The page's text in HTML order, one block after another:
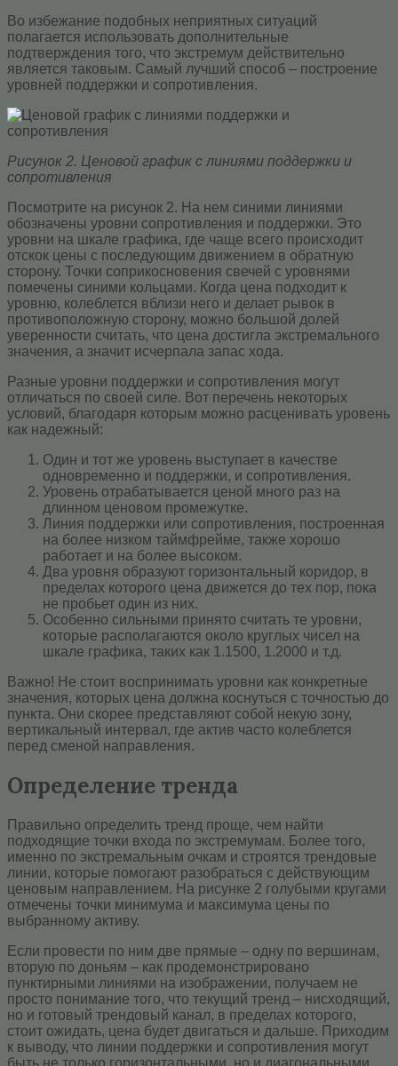
Во избежание подобных неприятных ситуаций
полагается использовать дополнительные
подтверждения того, что экстремум действительно
является таковым. Самый лучший способ – построение
уровней поддержки и сопротивления.
Рисунок 2. Ценовой график с линиями поддержки и
сопротивления
Посмотрите на рисунок 2. На нем синими линиями
обозначены уровни сопротивления и поддержки. Это
уровни на шкале графика, где чаще всего происходит
отскок цены с последующим движением в обратную
сторону. Точки соприкосновения свечей с уровнями
помечены синими кольцами. Когда цена подходит к
уровню, колеблется вблизи него и делает рывок в
противоположную сторону, можно большой долей
уверенности считать, что цена достигла экстремального
значения, а значит исчерпала запас хода.
Разные уровни поддержки и сопротивления могут
отличаться по своей силе. Вот перечень некоторых
условий, благодаря которым можно расценивать уровень
как надежный:
Один и тот же уровень выступает в качестве
одновременно и поддержки, и сопротивления.
Уровень отрабатывается ценой много раз на
длинном ценовом промежутке.
Линия поддержки или сопротивления, построенная
на более низком таймфрейме, также хорошо
работает и на более высоком.
Два уровня образуют горизонтальный коридор, в
пределах которого цена движется до тех пор, пока
не пробьет один из них.
Особенно сильными принято считать те уровни,
которые располагаются около круглых чисел на
шкале графика, таких как 1.1500, 1.2000 и т.д.
Важно! Не стоит воспринимать уровни как конкретные
значения, которых цена должна коснуться с точностью до
пункта. Они скорее представляют собой некую зону,
вертикальный интервал, где актив часто колеблется
перед сменой направления.
Определение тренда
Правильно определить тренд проще, чем найти
подходящие точки входа по экстремумам. Более того,
именно по экстремальным очкам и строятся трендовые
линии, которые помогают разобраться с действующим
ценовым направлением. На рисунке 2 голубыми кругами
отмечены точки минимума и максимума цены по
выбранному активу.
Если провести по ним две прямые – одну по вершинам,
вторую по доньям – как продемонстрировано
пунктирными линиями на изображении, получаем не
просто понимание того, что текущий тренд – нисходящий,
но и готовый трендовый канал, в пределах которого,
стоит ожидать, цена будет двигаться и дальше. Приходим
к выводу, что линии поддержки и сопротивления могут
быть не только горизонтальными, но и диагональными.